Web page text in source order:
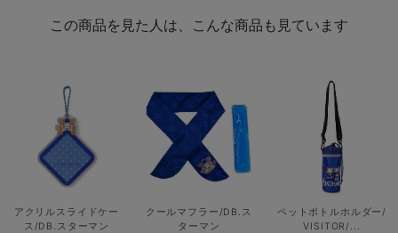
この商品を見た人は、こんな商品も見ています
アクリルスライドケー
ス/DB.スターマン
クールマフラー/DB.ス
ターマン
ペットボトルホルダー/
VISITOR/...